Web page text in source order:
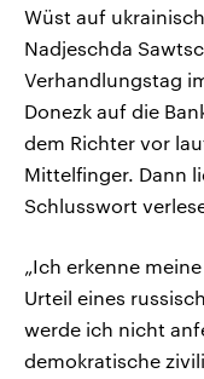
Wüst auf
Nadjeschda
Verhandlungstag
Donezk auf die
dem Richter vor
Mittelfinger. Dann
Schlusswort
„Ich erkenne
Urteil eines
werde ich nicht
demokratische